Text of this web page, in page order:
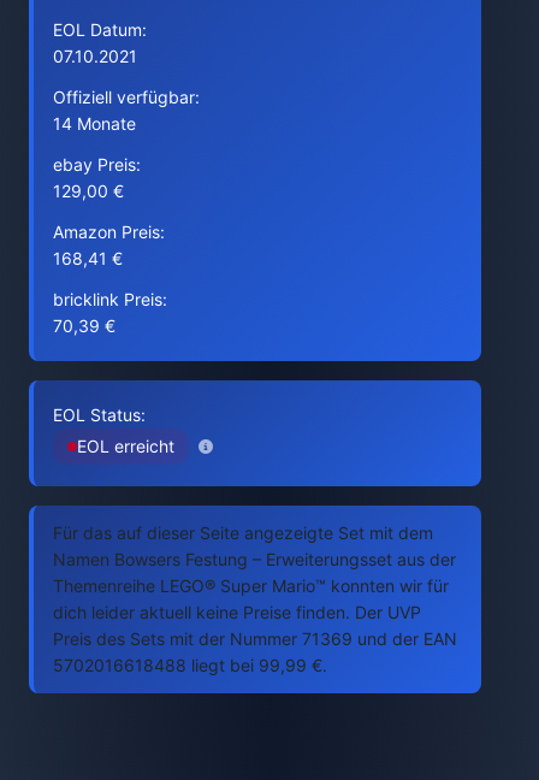
EOL Datum:
07.10.2021
Offiziell verfügbar:
14 Monate
ebay Preis:
129,00 €
Amazon Preis:
168,41 €
bricklink Preis:
70,39 €
EOL Status:
EOL erreicht
Für das auf dieser Seite angezeigte Set mit dem
Namen Bowsers Festung – Erweiterungsset aus der
Themenreihe LEGO® Super Mario™ konnten wir für
dich leider aktuell keine Preise finden. Der UVP
Preis des Sets mit der Nummer 71369 und der EAN
5702016618488 liegt bei 99,99 €.